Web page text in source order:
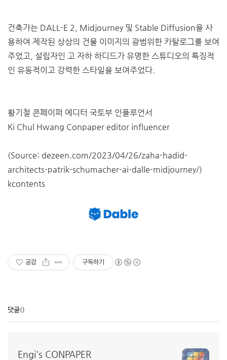
건축가는 DALL-E 2, Midjourney 및 Stable Diffusion을 사
용하여 제작된 상상의 건물 이미지의 광범위한 카탈로그를 보여
주었고, 설립자인 고 자하 하디드가 유명한 스튜디오의 특징적
인 유동적이고 강력한 스타일을 보여주었다.
황기철 콘페이퍼 에디터 국토부 인플루언서
Ki Chul Hwang Conpaper editor influencer
(Source: dezeen.com/2023/04/26/zaha-hadid-
architects-patrik-schumacher-ai-dalle-midjourney/)
kcontents
공감 구독하기
댓글()
Engi's CONPAPER